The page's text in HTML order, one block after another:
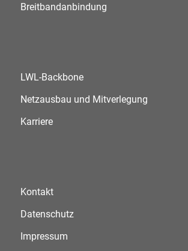
Breitbandanbindung
LWL-Backbone
Netzausbau und Mitverlegung
Karriere
Kontakt
Datenschutz
Impressum